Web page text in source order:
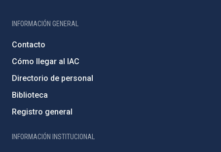
INFORMACIÓN GENERAL
Contacto
Cómo llegar al IAC
Directorio de personal
Biblioteca
Registro general
INFORMACIÓN INSTITUCIONAL